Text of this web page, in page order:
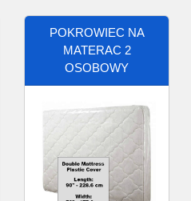
POKROWIEC NA
MATERAC 2
OSOBOWY